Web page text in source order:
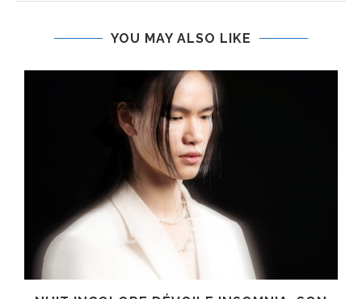
YOU MAY ALSO LIKE